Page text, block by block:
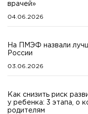
врачей»
04.06.2026
На ПМЭФ назвали
России
03.06.2026
Как снизить риск
у ребенка: 3 этапа, о
родителям